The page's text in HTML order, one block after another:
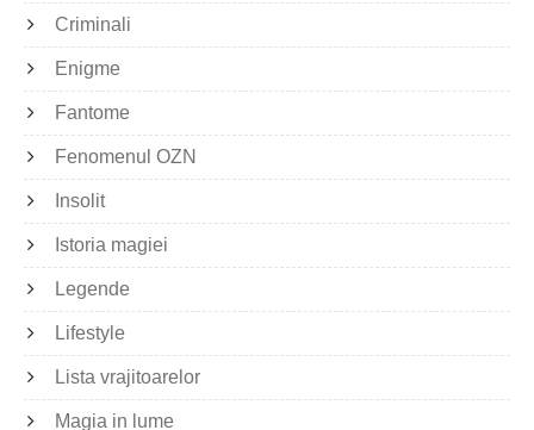
Criminali
Enigme
Fantome
Fenomenul OZN
Insolit
Istoria magiei
Legende
Lifestyle
Lista vrajitoarelor
Magia in lume